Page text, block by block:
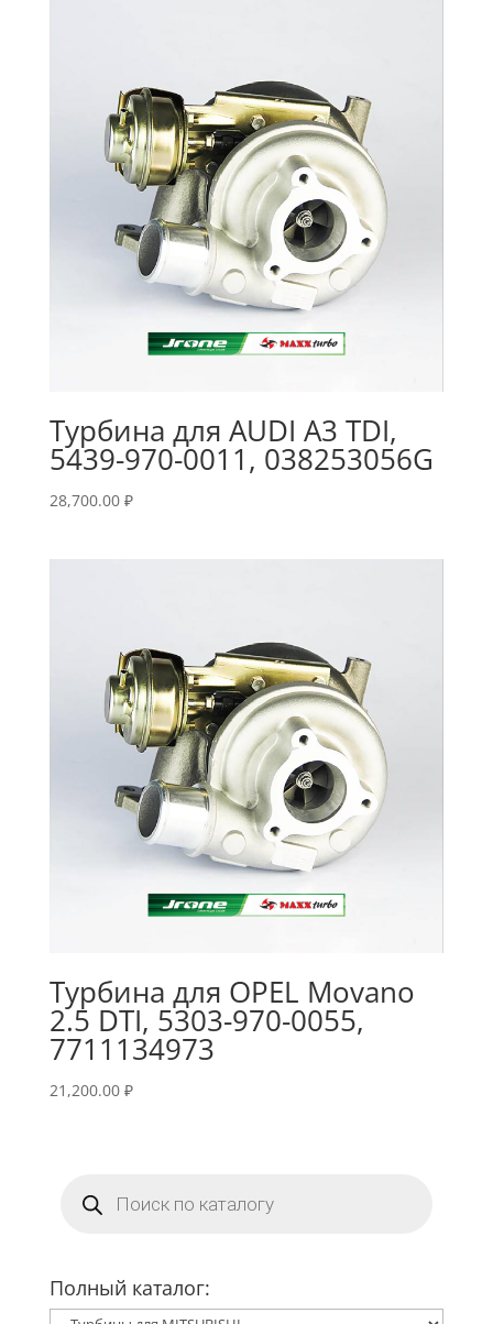
Турбина для AUDI A3 TDI,
5439-970-0011, 038253056G
28,700.00 ₽
Турбина для OPEL Movano
2.5 DTI, 5303-970-0055,
7711134973
21,200.00 ₽
товаров
Полный каталог: